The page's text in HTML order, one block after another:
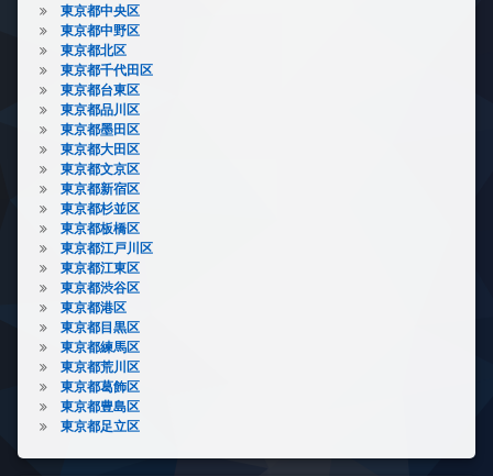
東京都中央区
東京都中野区
東京都北区
東京都千代田区
東京都台東区
東京都品川区
東京都墨田区
東京都大田区
東京都文京区
東京都新宿区
東京都杉並区
東京都板橋区
東京都江戸川区
東京都江東区
東京都渋谷区
東京都港区
東京都目黒区
東京都練馬区
東京都荒川区
東京都葛飾区
東京都豊島区
東京都足立区